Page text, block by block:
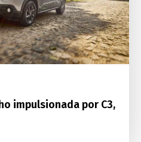
impulsionada por C3,